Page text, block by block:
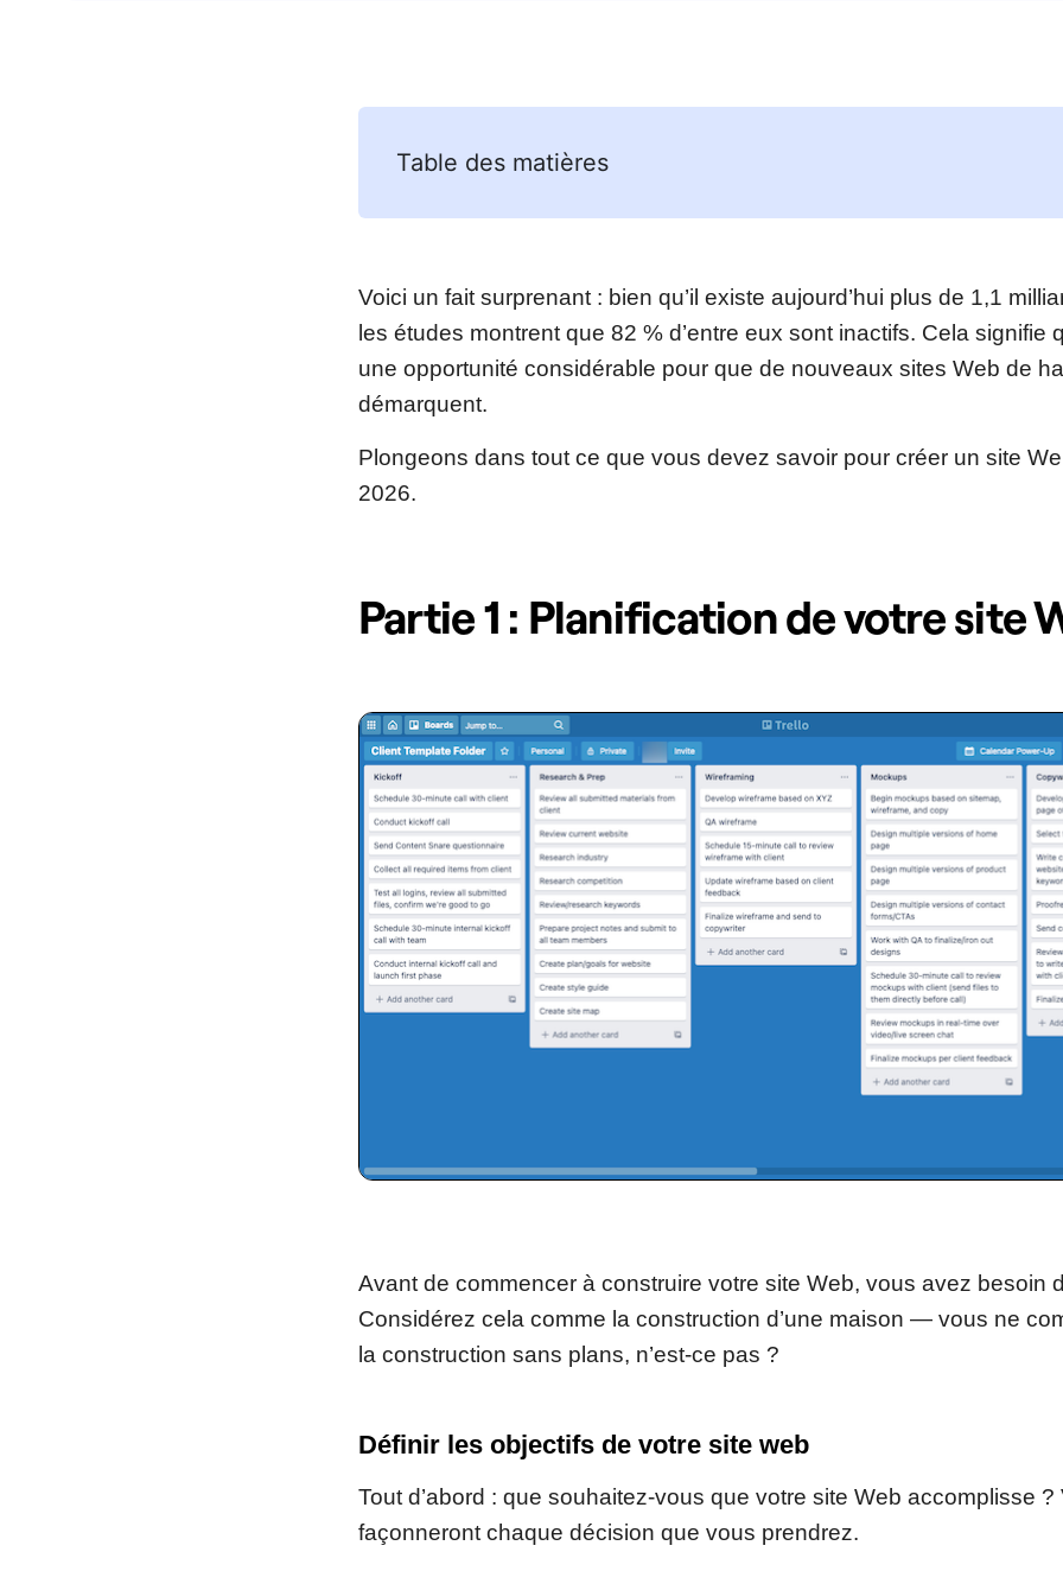
Table des matières
Voici un fait surprenant : bien qu’il existe aujourd’hui plus de 1,1
les études montrent que 82 % d’entre eux sont inactifs. Cela signifie
une opportunité considérable pour que de nouveaux sites Web de
démarquent.
Plongeons dans tout ce que vous devez savoir pour créer un site
2026.
Partie 1 : Planification de votre site
Avant de commencer à construire votre site Web, vous avez besoin
Considérez cela comme la construction d’une maison — vous ne
la construction sans plans, n’est-ce pas ?
Définir les objectifs de votre site web
Tout d’abord : que souhaitez-vous que votre site Web accomplisse ?
façonneront chaque décision que vous prendrez.